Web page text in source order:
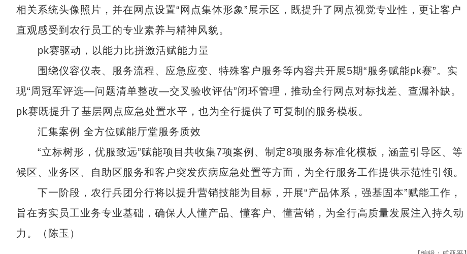
相关系统头像照片，并在网点设置“网点集体形象”展示区，既提升了网点视觉专业性，更让客户
直观感受到农行员工的专业素养与精神风貌。
pk赛驱动，以能力比拼激活赋能力量
围绕仪容仪表、服务流程、应急应变、特殊客户服务等内容共开展5期“服务赋能pk赛”。实
现“周冠军评选—问题清单整改—交叉验收评估”闭环管理，推动全行网点对标找差、查漏补缺。
pk赛既提升了基层网点应急处置水平，也为全行提供了可复制的服务模板。
汇集案例 全方位赋能厅堂服务质效
“立标树形，优服致远”赋能项目共收集7项案例、制定8项服务标准化模板，涵盖引导区、等
候区、业务区、自助区服务和客户突发疾病应急处置等方面，为全行服务工作提供示范性引领。
下一阶段，农行兵团分行将以提升营销技能为目标，开展“产品体系，强基固本”赋能工作，
旨在夯实员工业务专业基础，确保人人懂产品、懂客户、懂营销，为全行高质量发展注入持久动
力。（陈玉）